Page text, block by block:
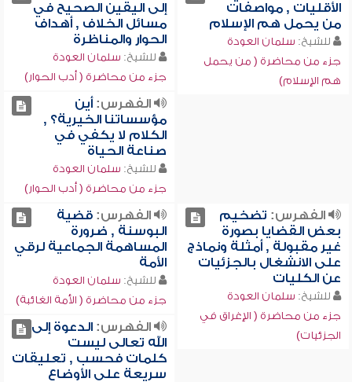
الأقليات , مواصفات
من يحمل هم الإسلام
للشيخ: سلمان العودة
جزء من محاضرة ( من يحمل
هم الإسلام)
إلى اليقين الصحيح في
مسائل الخلاف , أهداف
الحوار والمناظرة
للشيخ: سلمان العودة
جزء من محاضرة ( أدب الحوار)
الفهرس:أين
مؤسساتنا الخيرية؟ ,
الكلام لا يكفي في
صناعة الحياة
للشيخ: سلمان العودة
جزء من محاضرة ( أدب الحوار)
الفهرس: تضخيم
بعض القضايا بصورة
غير مقبولة , أمثلة ونماذج
على الانشغال بالجزئيات
عن الكليات
للشيخ: سلمان العودة
جزء من محاضرة ( الإغراق في
الجزئيات)
الفهرس:قضية
البوسنة , ضرورة
المساهمة الجماعية لرقي
الأمة
للشيخ: سلمان العودة
جزء من محاضرة ( الأمة الغائبة)
الفهرس:الدعوة إلى
الله تعالى ليست
كلمات فحسب , تعليقات
سريعة على الأوضاع